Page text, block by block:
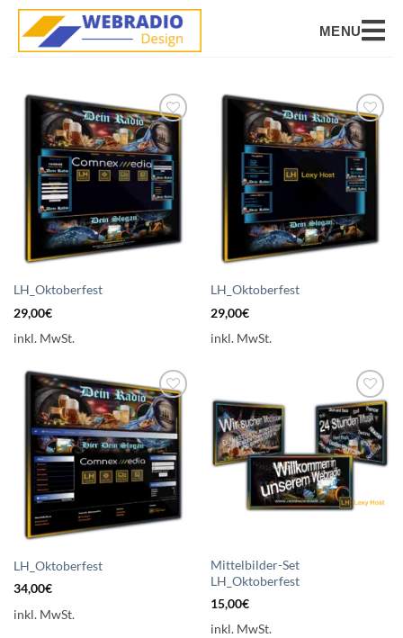
MENU
Auf die
Wunschliste
setzen
LH_Oktoberfest
29,00€
inkl. MwSt.
Auf die
Wunschliste
setzen
LH_Oktoberfest
29,00€
inkl. MwSt.
Auf die
Wunschliste
setzen
LH_Oktoberfest
34,00€
inkl. MwSt.
Auf die
Wunschliste
setzen
Mittelbilder-Set
LH_Oktoberfest
15,00€
inkl. MwSt.